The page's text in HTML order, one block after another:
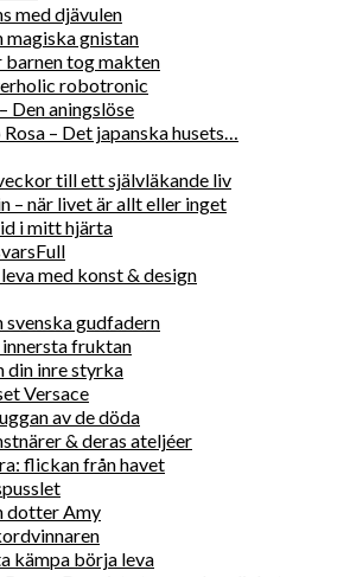
med djävulen
magiska gnistan
barnen tog makten
robotronic
Den aningslöse
Rosa – Det japanska husets…
till ett självläkande liv
– när livet är allt eller inget
i mitt hjärta
med konst & design
svenska gudfadern
innersta fruktan
din inre styrka
Versace
av de döda
& deras ateljéer
flickan från havet
dotter Amy
kämpa börja leva